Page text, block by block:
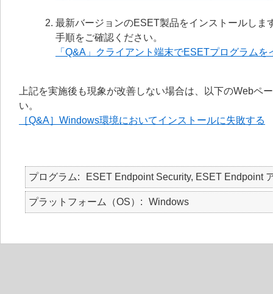
最新バージョンのESET製品をインストールし
手順をご確認ください。
「Q&A」クライアント端末でESETプログラム
上記を実施後も現象が改善しない場合は、以下のWeb
い。
［Q&A］Windows環境においてインストールに失敗する
プログラム ESET Endpoint Security, ESET Endpoint
プラットフォーム（OS） Windows